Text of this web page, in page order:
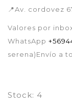
📍Av. cordovez
Valores por
WhatsApp
serena)Envío a
Stock: 4